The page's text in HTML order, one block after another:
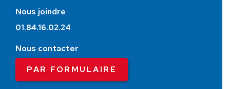
Nous joindre
01.84.16.02.24
Nous contacter
PAR FORMULAIRE